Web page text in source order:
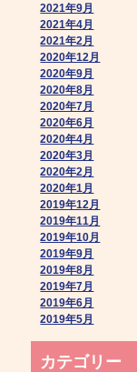
2021年9月
2021年4月
2021年2月
2020年12月
2020年9月
2020年8月
2020年7月
2020年6月
2020年4月
2020年3月
2020年2月
2020年1月
2019年12月
2019年11月
2019年10月
2019年9月
2019年8月
2019年7月
2019年6月
2019年5月
カテゴリー